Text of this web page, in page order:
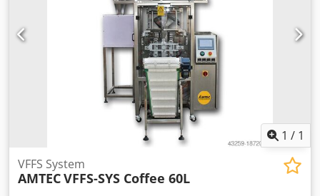
Dazu haben wir bei kundenspezifisch herzustellenden
Maschinen sehr kurze Lieferzeiten ab ca. 3 Wochen. - Alle
Maschinen sind mit voller Garantie erhältlich.
Durchlaufwalzung Dkjdpfx Asv Rb Apsm Ser PDF-Datei mit
Fotos herunterladen
1 / 1
VFFS System
AMTECVFFS-SYS Coffee 60L